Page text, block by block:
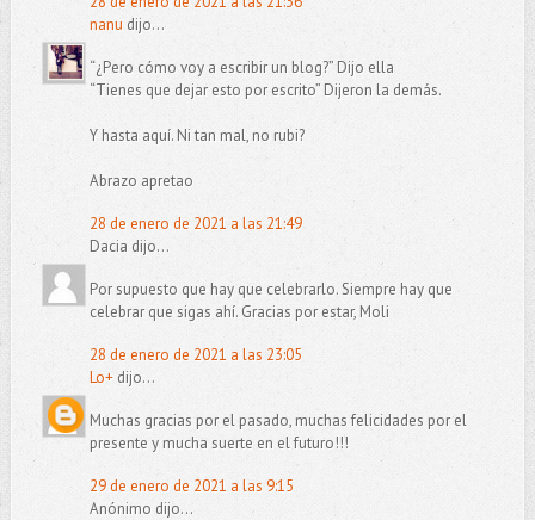
nanu dijo...
“¿Pero cómo voy a escribir un blog?” Dijo ella
“Tienes que dejar esto por escrito” Dijeron la demás.
Y hasta aquí. Ni tan mal, no rubi?
Abrazo apretao
28 de enero de 2021 a las 21:49
Dacia dijo...
Por supuesto que hay que celebrarlo. Siempre hay que
celebrar que sigas ahí. Gracias por estar, Moli
28 de enero de 2021 a las 23:05
Lo+dijo...
Muchas gracias por el pasado, muchas felicidades por el
presente y mucha suerte en el futuro!!!
29 de enero de 2021 a las 9:15
Anónimo dijo...